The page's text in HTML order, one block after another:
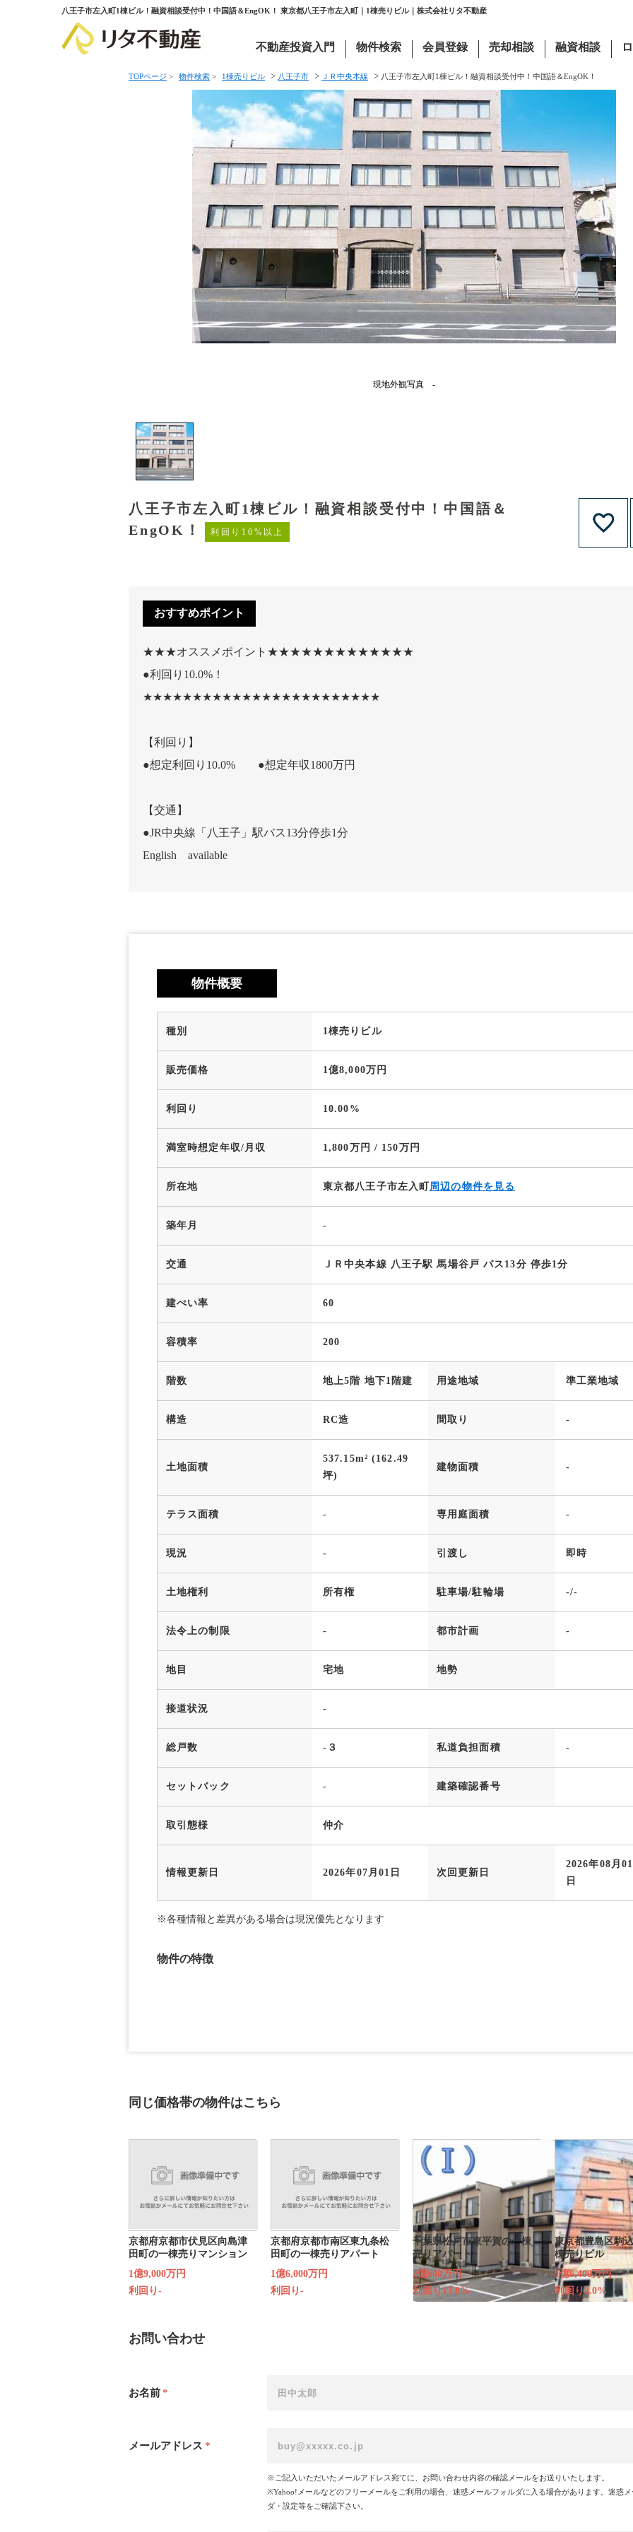
八王子市左入町1棟ビル！融資相談受付中！中国語＆EngOK！ 東京都八王子市左入町｜1棟売りビル｜株式会社リタ不動産
不動産投資入門 物件検索 会員登録 売却相談 融資相談
TOPページ > 物件検索 > 1棟売りビル > 八王子市 > ＪＲ中央本線 > 八王子市左入町1棟ビル！融資相談受付中！中国語＆EngOK！
現地外観写真 -
八王子市左入町1棟ビル！融資相談受付中！中国語＆
EngOK！
利回り10%以上
おすすめポイント
★★★オススメポイント★★★★★★★★★★★★★
●利回り10.0%！
★★★★★★★★★★★★★★★★★★★★★★★★
【利回り】
●想定利回り10.0% ●想定年収1800万円
【交通】
●JR中央線「八王子」駅バス13分停歩1分
English available
物件概要
種別 1棟売りビル
販売価格 1億8,000万円
利回り 10.00%
満室時想定年収/月収 1,800万円 / 150万円
所在地 東京都八王子市左入町 周辺の物件を見る
築年月 -
交通 ＪＲ中央本線 八王子駅 馬場谷戸 バス13分 停歩1分
建ぺい率 60
容積率 200
階数 地上5階 地下1階建 用途地域 準工業地域
構造 RC造 間取り -
土地面積
537.15m² (162.49
坪)
建物面積 -
テラス面積 - 専用庭面積 -
現況 - 引渡し 即時
土地権利 所有権 駐車場/駐輪場 -/-
法令上の制限 - 都市計画 -
地目 宅地 地勢
接道状況 -
総戸数 -３ 私道負担面積 -
セットバック - 建築確認番号
取引態様 仲介
情報更新日 2026年07月01日 次回更新日
2026年08月01
日
※各種情報と差異がある場合は現況優先となります
物件の特徴
同じ価格帯の物件はこちら
京都府京都市伏見区向島津
田町の一棟売りマンション
1億9,000万円
利回り-
京都府京都市南区東九条松
田町の一棟売りアパート
1億6,000万円
利回り-
千葉県松戸市東平賀の一棟
売りアパート
2億600万円
利回り13.8%
東京都豊島区駒
棟売りビル
1億6,400万円
利回り8.0%
お問い合わせ
お名前*
メールアドレス *
※ご記入いただいたメールアドレス宛てに、お問い合わせ内容の確認メールをお送りいたします。
※Yahoo!メールなどのフリーメールをご利用の場合、迷惑メールフォルダに入る場合があります。迷惑
ダ・設定等をご確認下さい。